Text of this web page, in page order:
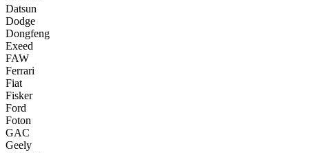
Datsun
Dodge
Dongfeng
Exeed
FAW
Ferrari
Fiat
Fisker
Ford
Foton
GAC
Geely